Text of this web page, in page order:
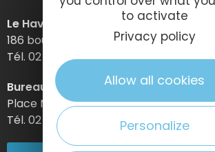
Le Havre Etretat Normandie Tourisme
186 boulevard Clemenceau – BP 649
Tél. 02 32 74 04 04 –
Bureau d’information d’Etretat
Place Maurice Guillard – 76790 Étretat
Tél. 02 35 27 05 21
to activate
Privacy policy
Allow all cookies
Personalize